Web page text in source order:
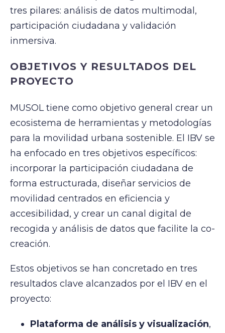
tres pilares: análisis de datos multimodal,
participación ciudadana y validación
inmersiva.
OBJETIVOS Y RESULTADOS DEL
PROYECTO
MUSOL tiene como objetivo general crear un
ecosistema de herramientas y metodologías
para la movilidad urbana sostenible. El IBV se
ha enfocado en tres objetivos específicos:
incorporar la participación ciudadana de
forma estructurada, diseñar servicios de
movilidad centrados en eficiencia y
accesibilidad, y crear un canal digital de
recogida y análisis de datos que facilite la co-
creación.
Estos objetivos se han concretado en tres
resultados clave alcanzados por el IBV en el
proyecto:
Plataforma de análisis y visualización,